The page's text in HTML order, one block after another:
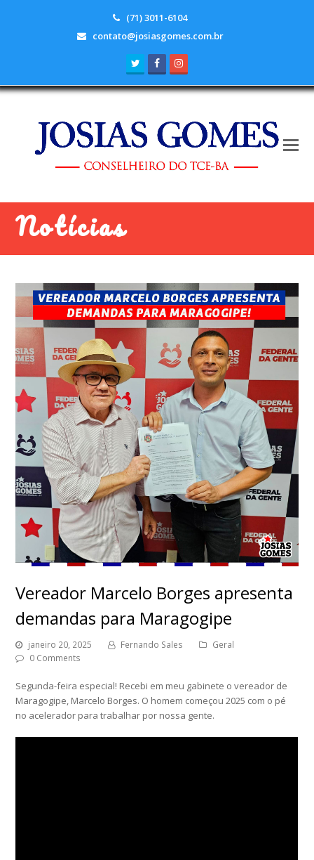
(71) 3011-6104
contato@josiasgomes.com.br
TwitterFacebook
Notícias
Vereador Marcelo Borges apresenta
demandas para Maragogipe
janeiro 20, 2025 Fernando Sales
Geral
0 Comments
Segunda-feira especial! Recebi em meu gabinete o vereador de
Maragogipe, Marcelo Borges. O homem começou 2025 com o pé
no acelerador para trabalhar por nossa gente.